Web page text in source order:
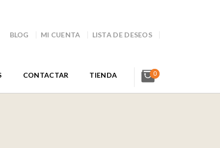
BLOG MI CUENTA LISTA DE DESEOS
CONTACTAR TIENDA 0